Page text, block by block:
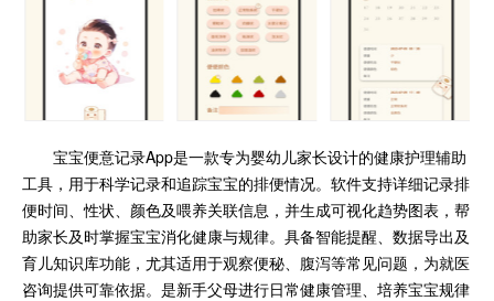
宝宝便意记录App是一款专为婴幼儿家长设计的健康护理辅助
工具，用于科学记录和追踪宝宝的排便情况。软件支持详细记录排
便时间、性状、颜色及喂养关联信息，并生成可视化趋势图表，帮
助家长及时掌握宝宝消化健康与规律。具备智能提醒、数据导出及
育儿知识库功能，尤其适用于观察便秘、腹泻等常见问题，为就医
咨询提供可靠依据。是新手父母进行日常健康管理、培养宝宝规律